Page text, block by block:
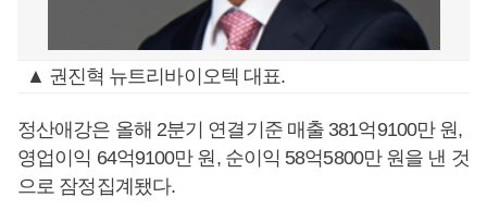
▲ 권진혁 뉴트리바이오텍 대표.
정산애강은 올해 2분기 연결기준 매출 381억9100만 원,
영업이익 64억9100만 원, 순이익 58억5800만 원을 낸 것
으로 잠정집계됐다.